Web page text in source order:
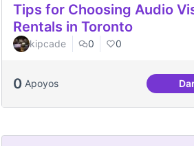
Tips for Choosing Audio
Rentals in Toronto
kipcade 0 0
0 Apoyos